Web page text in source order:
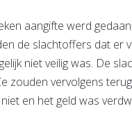
aangifte werd
de slachtoffers dat er
niet veilig was. De
zouden vervolgens
en het geld was